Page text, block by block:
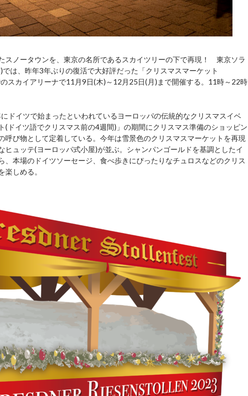
スノータウンを、東京の名所であるスカイツリーの下で再現！ 東京ソラ
は、昨年3年ぶりの復活で大好評だった「クリスマスマーケット
スカイアリーナで11月9日(木)～12月25日(月)まで開催する。11時～22時
ドイツで始まったといわれているヨーロッパの伝統的なクリスマスイベ
(ドイツ語でクリスマス前の4週間)」の期間にクリスマス準備のショッピン
呼び物として定着している。今年は雪景色のクリスマスマーケットを再現
ヒュッテ(ヨーロッパ式小屋)が並ぶ。シャンパンゴールドを基調としたイ
、本場のドイツソーセージ、食べ歩きにぴったりなチュロスなどのクリス
しめる。